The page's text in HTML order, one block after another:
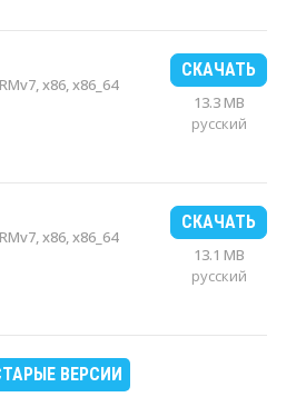
x86, x86_64
СКАЧАТЬ
13.3 MB
русский
x86, x86_64
СКАЧАТЬ
13.1 MB
русский
ВЕРСИИ